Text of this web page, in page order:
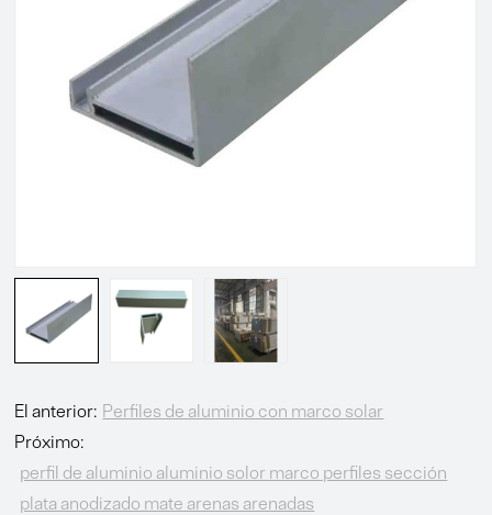
El anterior: Perfiles de aluminio con marco solar
Próximo:
perfil de aluminio aluminio solor marco perfiles sección
plata anodizado mate arenas arenadas